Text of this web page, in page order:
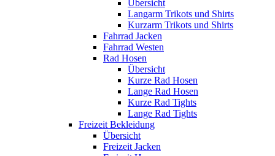
Übersicht
Langarm Trikots und Shirts
Kurzarm Trikots und Shirts
Fahrrad Jacken
Fahrrad Westen
Rad Hosen
Übersicht
Kurze Rad Hosen
Lange Rad Hosen
Kurze Rad Tights
Lange Rad Tights
Freizeit Bekleidung
Übersicht
Freizeit Jacken